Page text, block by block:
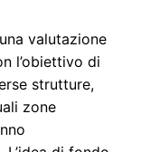
valutazione
l’obiettivo di
strutture,
zone